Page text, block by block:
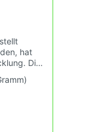
hat
Die
aus dem